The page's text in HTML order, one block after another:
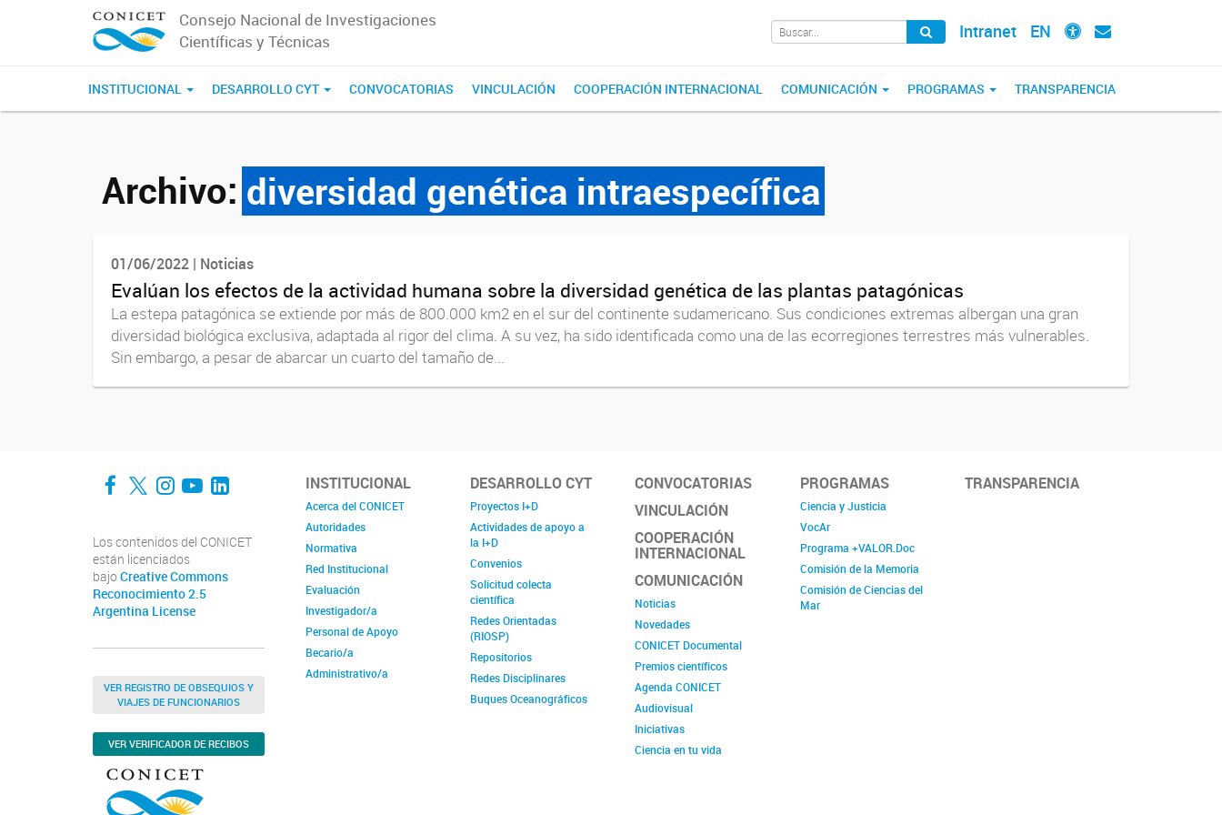
Consejo Nacional de Investigaciones
Científicas y Técnicas
Intranet EN
INSTITUCIONAL DESARROLLO CYT CONVOCATORIAS VINCULACIÓN COOPERACIÓN INTERNACIONAL COMUNICACIÓN PROGRAMAS TRANSPARENCIA
Archivo: diversidad genética intraespecífica
01/06/2022 | Noticias
Evalúan los efectos de la actividad humana sobre la diversidad genética de las plantas patagónicas
La estepa patagónica se extiende por más de 800.000 km2 en el sur del continente sudamericano. Sus condiciones extremas albergan una gran
diversidad biológica exclusiva, adaptada al rigor del clima. A su vez, ha sido identificada como una de las ecorregiones terrestres más vulnerables.
Sin embargo, a pesar de abarcar un cuarto del tamaño de...
Facebook
Twitter
Instagram
YouTube
LinkedIn
Los contenidos del CONICET
están licenciados
bajo Creative Commons
Reconocimiento 2.5
Argentina License
VER REGISTRO DE OBSEQUIOS Y
VIAJES DE FUNCIONARIOS
VER VERIFICADOR DE RECIBOS
INSTITUCIONAL
Acerca del CONICET
Autoridades
Normativa
Red Institucional
Evaluación
Investigador/a
Personal de Apoyo
Becario/a
Administrativo/a
DESARROLLO CYT
Proyectos I+D
Actividades de apoyo a
la I+D
Convenios
Solicitud colecta
científica
Redes Orientadas
(RIOSP)
Repositorios
Redes Disciplinares
Buques Oceanográficos
CONVOCATORIAS
VINCULACIÓN
COOPERACIÓN
INTERNACIONAL
COMUNICACIÓN
Noticias
Novedades
CONICET Documental
Premios científicos
Agenda CONICET
Audiovisual
Iniciativas
Ciencia en tu vida
PROGRAMAS
Ciencia y Justicia
VocAr
Programa +VALOR.Doc
Comisión de la Memoria
Comisión de Ciencias del
Mar
TRANSPARENCIA